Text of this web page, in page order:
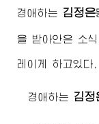
경애하는 김정은
을 받아안은 소
레이게 하고있다.
경애하는 김정